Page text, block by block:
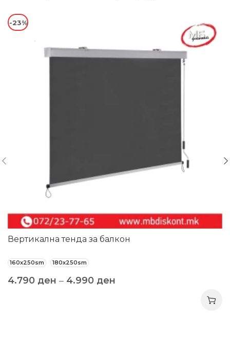
-23%
Вертикална тенда за балкон
160x250sm 180x250sm
4.790 ден – 4.990 ден